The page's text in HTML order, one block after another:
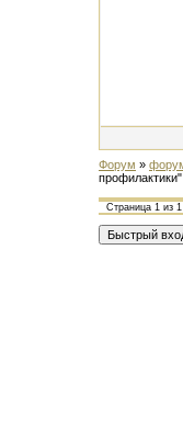
Форум »
Страница 1 из 1